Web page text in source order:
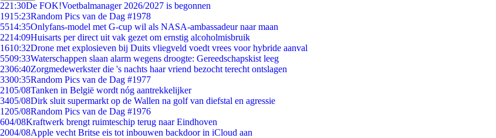
221:30De FOK!Voetbalmanager 2026/2027 is begonnen
1915:23Random Pics van de Dag #1978
5514:35Onlyfans-model met G-cup wil als NASA-ambassadeur naar maan
2214:09Huisarts per direct uit vak gezet om ernstig alcoholmisbruik
1610:32Drone met explosieven bij Duits vliegveld voedt vrees voor hybride aanval
5509:33Waterschappen slaan alarm wegens droogte: Gereedschapskist leeg
2306:40Zorgmedewerkster die 's nachts haar vriend bezocht terecht ontslagen
3300:35Random Pics van de Dag #1977
2105/08Tanken in België wordt nóg aantrekkelijker
3405/08Dirk sluit supermarkt op de Wallen na golf van diefstal en agressie
1205/08Random Pics van de Dag #1976
604/08Kraftwerk brengt ruimteschip terug naar Eindhoven
2004/08Apple vecht Britse eis tot inbouwen backdoor in iCloud aan